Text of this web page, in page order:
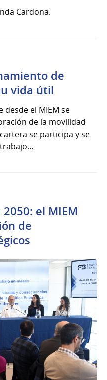
Cardona.
de
vida útil
desde el MIEM se
de la movilidad
se participa y se
el MIEM
de